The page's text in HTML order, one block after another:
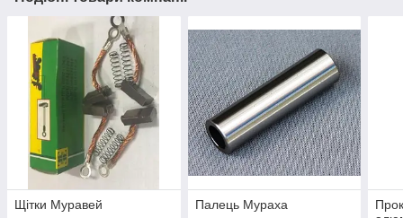
Щітки Муравей Палець Мураха